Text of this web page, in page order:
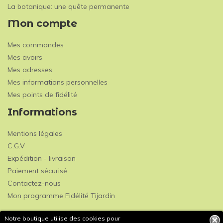
Notre boutique utilise des cookies pour
La botanique: une quête permanente
Mon compte
Mes commandes
Mes avoirs
Mes adresses
Mes informations personnelles
Mes points de fidélité
Informations
Mentions légales
C.G.V
Expédition - livraison
Paiement sécurisé
Contactez-nous
Mon programme Fidélité Tijardin